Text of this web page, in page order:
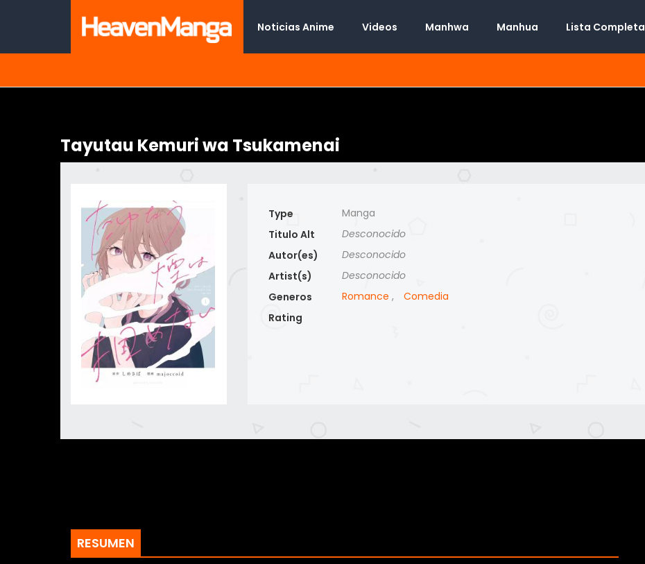
Noticias Anime Videos Manhwa Manhua Lista Completa
Tayutau Kemuri wa Tsukamenai
Type
Manga
Titulo Alt
Desconocido
Autor(es)
Desconocido
Artist(s)
Desconocido
Generos
Romance ,
Comedia
Rating
RESUMEN